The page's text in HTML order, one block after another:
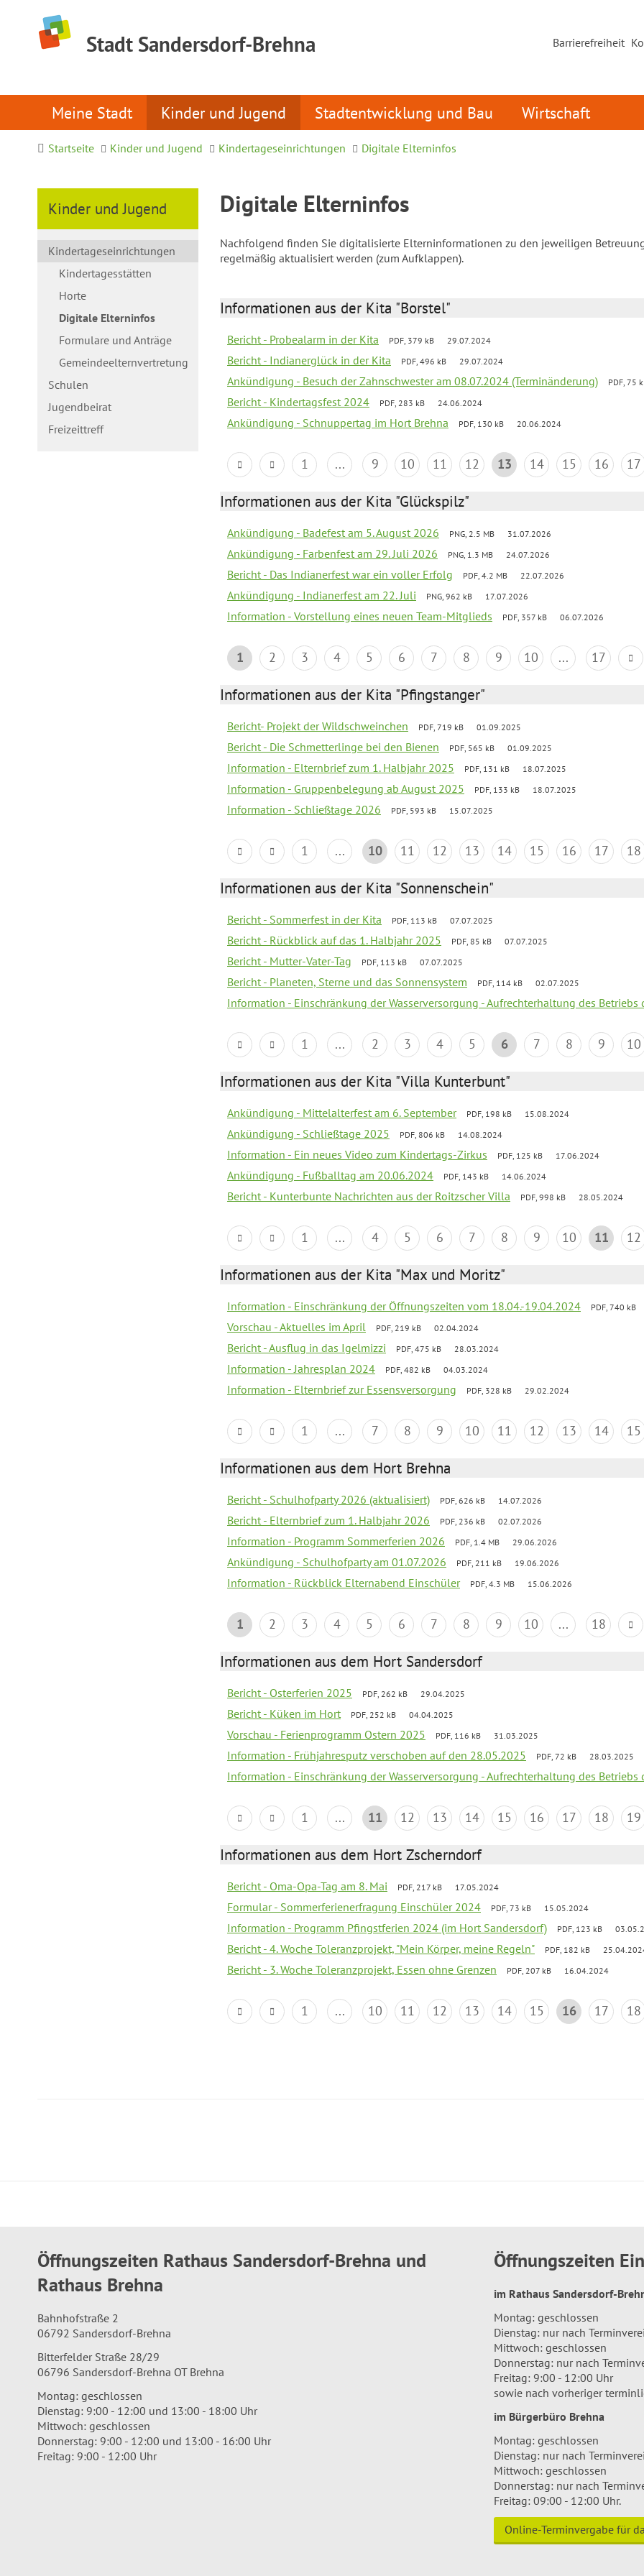
Stadt Sandersdorf-Brehna Barrierefreiheit
Meine Stadt Kinder und Jugend Stadtentwicklung und Bau Wirtschaft
Startseite Kinder und Jugend Kindertageseinrichtungen Digitale Elterninfos
Kinder und Jugend
Kindertageseinrichtungen
Kindertagesstätten
Horte
Digitale Elterninfos
Formulare und Anträge
Gemeindeelternvertretung
Schulen
Jugendbeirat
Freizeittreff
Digitale Elterninfos
Nachfolgend finden Sie digitalisierte Elterninformationen zu den jeweiligen
regelmäßig aktualisiert werden (zum Aufklappen).
Informationen aus der Kita "Borstel"
Bericht - Probealarm in der Kita PDF, 379 kB 29.07.2024
Bericht - Indianerglück in der Kita PDF, 496 kB 29.07.2024
Ankündigung - Besuch der Zahnschwester am 08.07.2024 (Terminänderung) PDF, 75
Bericht - Kindertagsfest 2024 PDF, 283 kB 24.06.2024
Ankündigung - Schnuppertag im Hort Brehna PDF, 130 kB 20.06.2024
1 ... 9 10 11 12 13 14 15 16 17
Informationen aus der Kita "Glückspilz"
Ankündigung - Badefest am 5. August 2026 PNG, 2.5 MB 31.07.2026
Ankündigung - Farbenfest am 29. Juli 2026 PNG, 1.3 MB 24.07.2026
Bericht - Das Indianerfest war ein voller Erfolg PDF, 4.2 MB 22.07.2026
Ankündigung - Indianerfest am 22. Juli PNG, 962 kB 17.07.2026
Information - Vorstellung eines neuen Team-Mitglieds PDF, 357 kB 06.07.2026
1 2 3 4 5 6 7 8 9 10 ... 17
Informationen aus der Kita "Pfingstanger"
Bericht- Projekt der Wildschweinchen PDF, 719 kB 01.09.2025
Bericht - Die Schmetterlinge bei den Bienen PDF, 565 kB 01.09.2025
Information - Elternbrief zum 1. Halbjahr 2025 PDF, 131 kB 18.07.2025
Information - Gruppenbelegung ab August 2025 PDF, 133 kB 18.07.2025
Information - Schließtage 2026 PDF, 593 kB 15.07.2025
1 ... 10 11 12 13 14 15 16 17 18
Informationen aus der Kita "Sonnenschein"
Bericht - Sommerfest in der Kita PDF, 113 kB 07.07.2025
Bericht - Rückblick auf das 1. Halbjahr 2025 PDF, 85 kB 07.07.2025
Bericht - Mutter-Vater-Tag PDF, 113 kB 07.07.2025
Bericht - Planeten, Sterne und das Sonnensystem PDF, 114 kB 02.07.2025
Information - Einschränkung der Wasserversorgung - Aufrechterhaltung des Betriebs
1 ... 2 3 4 5 6 7 8 9 10
Informationen aus der Kita "Villa Kunterbunt"
Ankündigung - Mittelalterfest am 6. September PDF, 198 kB 15.08.2024
Ankündigung - Schließtage 2025 PDF, 806 kB 14.08.2024
Information - Ein neues Video zum Kindertags-Zirkus PDF, 125 kB 17.06.2024
Ankündigung - Fußballtag am 20.06.2024 PDF, 143 kB 14.06.2024
Bericht - Kunterbunte Nachrichten aus der Roitzscher Villa PDF, 998 kB 28.05.2024
1 ... 4 5 6 7 8 9 10 11 12
Informationen aus der Kita "Max und Moritz"
Information - Einschränkung der Öffnungszeiten vom 18.04.-19.04.2024 PDF, 740 kB
Vorschau - Aktuelles im April PDF, 219 kB 02.04.2024
Bericht - Ausflug in das Igelmizzi PDF, 475 kB 28.03.2024
Information - Jahresplan 2024 PDF, 482 kB 04.03.2024
Information - Elternbrief zur Essensversorgung PDF, 328 kB 29.02.2024
1 ... 7 8 9 10 11 12 13 14 15
Informationen aus dem Hort Brehna
Bericht - Schulhofparty 2026 (aktualisiert) PDF, 626 kB 14.07.2026
Bericht - Elternbrief zum 1. Halbjahr 2026 PDF, 236 kB 02.07.2026
Information - Programm Sommerferien 2026 PDF, 1.4 MB 29.06.2026
Ankündigung - Schulhofparty am 01.07.2026 PDF, 211 kB 19.06.2026
Information - Rückblick Elternabend Einschüler PDF, 4.3 MB 15.06.2026
1 2 3 4 5 6 7 8 9 10 ... 18
Informationen aus dem Hort Sandersdorf
Bericht - Osterferien 2025 PDF, 262 kB 29.04.2025
Bericht - Küken im Hort PDF, 252 kB 04.04.2025
Vorschau - Ferienprogramm Ostern 2025 PDF, 116 kB 31.03.2025
Information - Frühjahresputz verschoben auf den 28.05.2025 PDF, 72 kB 28.03.2025
Information - Einschränkung der Wasserversorgung - Aufrechterhaltung des Betriebs
1 ... 11 12 13 14 15 16 17 18 19
Informationen aus dem Hort Zscherndorf
Bericht - Oma-Opa-Tag am 8. Mai PDF, 217 kB 17.05.2024
Formular - Sommerferienerfragung Einschüler 2024 PDF, 73 kB 15.05.2024
Information - Programm Pfingstferien 2024 (im Hort Sandersdorf) PDF, 123 kB
Bericht - 4. Woche Toleranzprojekt, "Mein Körper, meine Regeln" PDF, 182 kB
Bericht - 3. Woche Toleranzprojekt, Essen ohne Grenzen PDF, 207 kB 16.04.2024
1 ... 10 11 12 13 14 15 16 17 18
Öffnungszeiten Rathaus Sandersdorf-Brehna und
Rathaus Brehna
Bahnhofstraße 2
06792 Sandersdorf-Brehna
Bitterfelder Straße 28/29
06796 Sandersdorf-Brehna OT Brehna
Montag: geschlossen
Dienstag: 9:00 - 12:00 und 13:00 - 18:00 Uhr
Mittwoch: geschlossen
Donnerstag: 9:00 - 12:00 und 13:00 - 16:00 Uhr
Freitag: 9:00 - 12:00 Uhr
Öffnungszeiten
im Rathaus Sandersdorf-
Montag: geschlossen
Dienstag: nur nach
Mittwoch: geschlossen
Donnerstag: nur nach
Freitag: 9:00 - 12:00 Uhr
sowie nach vorheriger
im Bürgerbüro Brehna
Montag: geschlossen
Dienstag: nur nach
Mittwoch: geschlossen
Donnerstag: nur nach
Freitag: 09:00 - 12:00 Uhr.
Online-Terminvergabe für